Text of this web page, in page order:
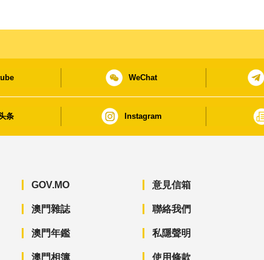
WeChat
条 Instagram
GOV.MO
澳門雜誌
澳門年鑑
澳門相簿
意見信箱
聯絡我們
私隱聲明
使用條款